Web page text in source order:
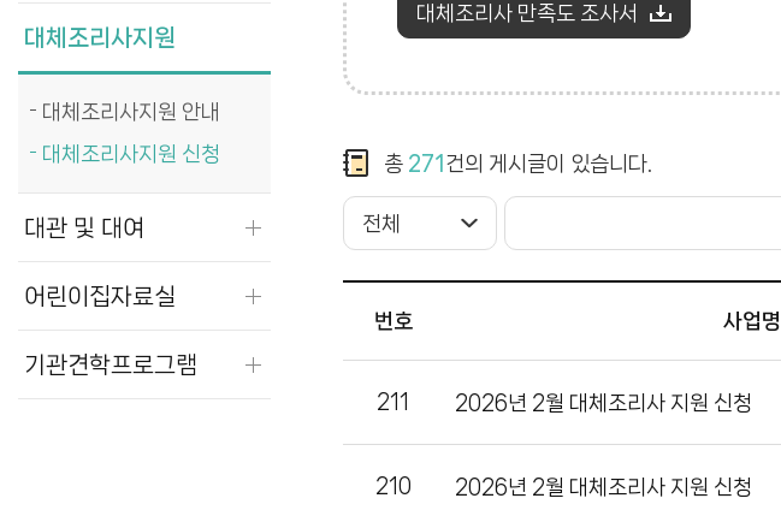
대체조리사지원
대체조리사지원 안내
대체조리사지원 신청
대관 및 대여
어린이집자료실
기관견학프로그램
대체조리사 만족도 조사서
총 271 건의 게시글이 있습니다.
번호 사업명
211 2026년 2월 대체조리사 지원 신청
210 2026년 2월 대체조리사 지원 신청